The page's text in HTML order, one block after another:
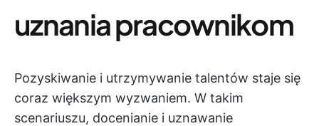
uznania pracownikom
Pozyskiwanie i utrzymywanie talentów staje się
coraz większym wyzwaniem. W takim
scenariuszu, docenianie i uznawanie